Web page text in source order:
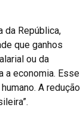
da República,
que ganhos
ou da
a economia. Esse
A redução